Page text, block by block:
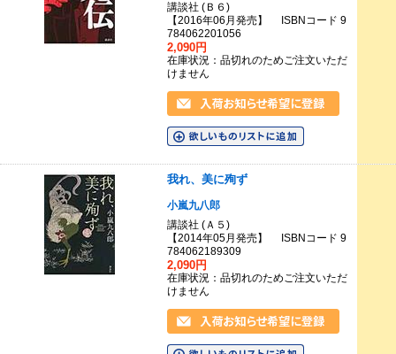
講談社 (Ｂ６)
【2016年06月発売】 ISBNコード 9
784062201056
2,090円
在庫状況：品切れのためご注文いただ
けません
我れ、美に殉ず
小嵐九八郎
講談社 (Ａ５)
【2014年05月発売】 ISBNコード 9
784062189309
2,090円
在庫状況：品切れのためご注文いただ
けません